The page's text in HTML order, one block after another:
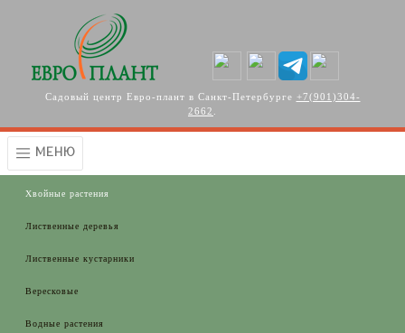
Садовый центр Евро-плант в Санкт-Петербурге +7(901)304-
2662
МЕНЮ
Хвойные растения
Лиственные деревья
Лиственные кустарники
Вересковые
Водные растения